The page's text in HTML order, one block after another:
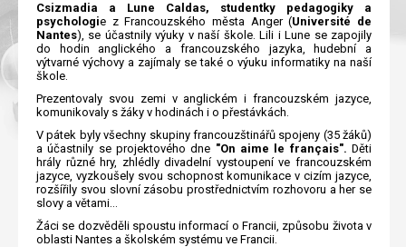
Csizmadia a Lune Caldas,
studentky pedagogiky a
psychologie z Francouzského města Anger (Université de
Nantes), se účastnily výuky v naší škole. Lili i Lune se zapojily
do hodin anglického a francouzského jazyka, hudební a
výtvarné výchovy a zajímaly se také o výuku informatiky na naší
škole.
Prezentovaly svou zemi v anglickém i francouzském jazyce,
komunikovaly s žáky v hodinách i o přestávkách.
V pátek byly všechny skupiny francouzštinářů spojeny (35 žáků)
a účastnily se projektového dne "On aime le français". Děti
hrály různé hry, zhlédly divadelní vystoupení ve francouzském
jazyce, vyzkoušely svou schopnost komunikace v cizím jazyce,
rozšířily svou slovní zásobu prostřednictvím rozhovoru a her se
slovy a větami…
Žáci se dozvěděli spoustu informací o Francii, způsobu života v
oblasti Nantes a školském systému ve Francii.